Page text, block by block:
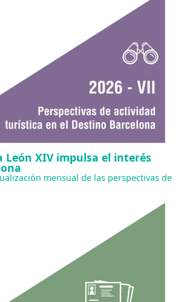
León XIV impulsa el interés
mensual de las perspectivas de